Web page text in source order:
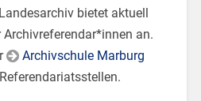
bie­tet ak­tu­ell
an.
Ar­chiv­schu­le Mar­burg